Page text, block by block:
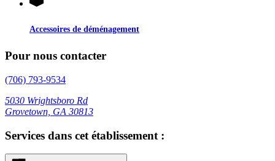
Accessoires de déménagement
Pour nous contacter
(706) 793-9534
5030 Wrightsboro Rd
Grovetown, GA 30813
Services dans cet établissement :